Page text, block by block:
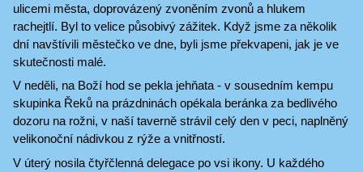
ulicemi města, doprovázený zvoněním zvonů a hlukem
rachejtlí. Byl to velice působivý zážitek. Když jsme za několik
dní navštívili městečko ve dne, byli jsme překvapeni, jak je ve
skutečnosti malé.
V neděli, na Boží hod se pekla jehňata - v sousedním kempu
skupinka Řeků na prázdninách opékala beránka za bedlivého
dozoru na rožni, v naší taverně strávil celý den v peci, naplněný
velikonoční nádivkou z rýže a vnitřností.
V úterý nosila čtyřčlenná delegace po vsi ikony. U každého